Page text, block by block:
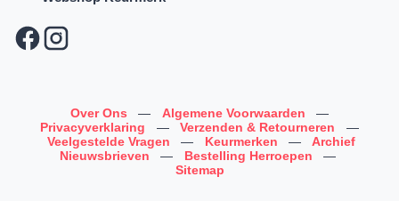
Over Ons — Algemene Voorwaarden
—
Privacyverklaring
— Verzenden & Retourneren
—
Veelgestelde Vragen
— Keurmerken —
Archief
Nieuwsbrieven
— Bestelling Herroepen
—
Sitemap